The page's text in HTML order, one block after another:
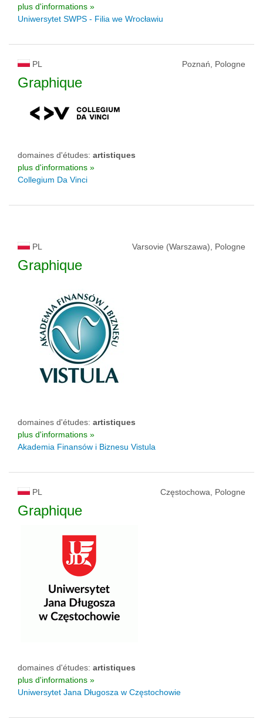
plus d'informations »
Uniwersytet SWPS - Filia we Wrocławiu
PL Poznań, Pologne
Graphique
domaines d'études: artistiques
plus d'informations »
Collegium Da Vinci
PL Varsovie (Warszawa), Pologne
Graphique
domaines d'études: artistiques
plus d'informations »
Akademia Finansów i Biznesu Vistula
PL Częstochowa, Pologne
Graphique
domaines d'études: artistiques
plus d'informations »
Uniwersytet Jana Długosza w Częstochowie